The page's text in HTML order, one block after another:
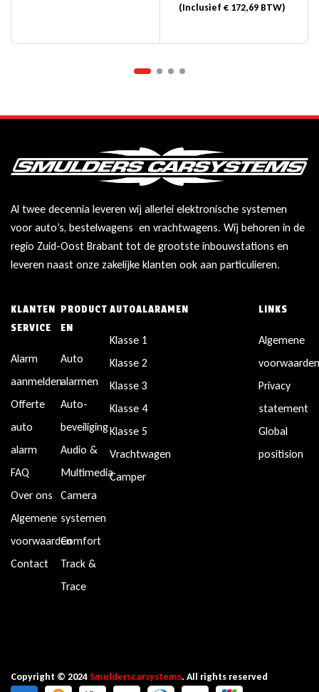
(Inclusief €172,69BTW)
Al twee decennia leveren wij allerlei elektronische systemen
voor auto’s, bestelwagens en vrachtwagens. Wij behoren in de
regio Zuid-Oost Brabant tot de grootste inbouwstations en
leveren naast onze zakelijke klanten ook aan particulieren.
KLANTEN
SERVICE
Alarm
aanmelden
Offerte
auto
alarm
FAQ
Over ons
Algemene
voorwaarden
Contact
PRODUCT
EN
Auto
alarmen
Auto-
beveiliging
Audio &
Multimedia
Camera
systemen
Comfort
Track &
Trace
AUTOALARAMEN
Klasse 1
Klasse 2
Klasse 3
Klasse 4
Klasse 5
Vrachtwagen
Camper
LINKS
Algemene
Privacy
statement
Global
positision
Copyright © 2024Smulderscarsystems. All rights reserved